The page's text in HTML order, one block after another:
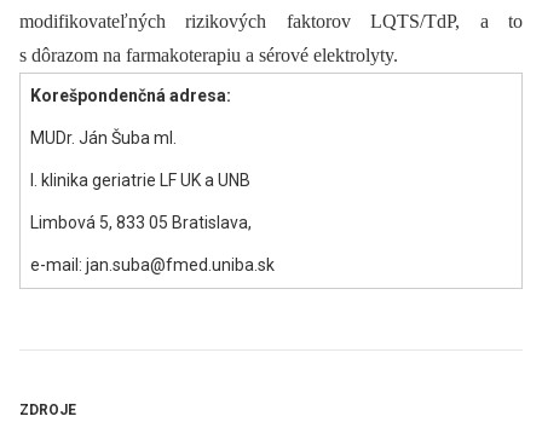
modifikovateľných rizikových faktorov LQTS/TdP, a to
s dôrazom na farmakoterapiu a sérové elektrolyty.
Korešpondenčná adresa:
MUDr. Ján Šuba ml.
I. klinika geriatrie LF UK a UNB
Limbová 5, 833 05 Bratislava,
e-mail: jan.suba@fmed.uniba.sk
ZDROJE